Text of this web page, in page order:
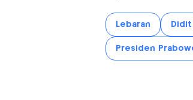
Lebaran
Presiden